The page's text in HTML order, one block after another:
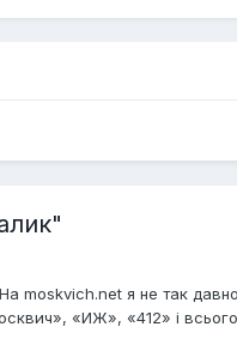
moskvich.net я не так
«ИЖ», «412» і